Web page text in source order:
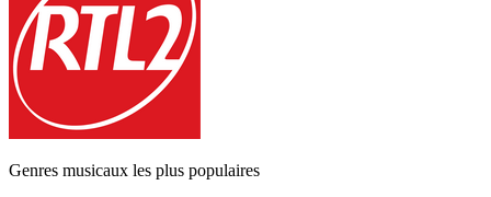
Genres musicaux les plus populaires